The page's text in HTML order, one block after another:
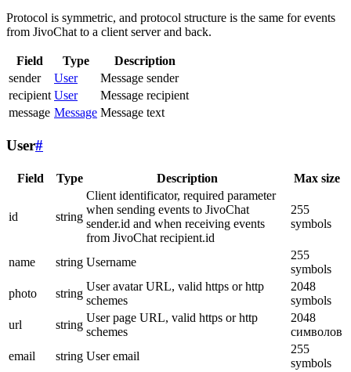
Protocol is symmetric, and protocol structure is the same for events
from JivoChat to a client server and back.
Field Type
Description
sender
User
Message sender
recipient User
Message recipient
message Message Message text
User#
Field Type Description Max size
id string
Client identificator, required parameter
when sending events to JivoChat
sender.id and when receiving events
from JivoChat recipient.id
255
symbols
name string Username
255
symbols
photo
string
User avatar URL, valid https or http
schemes
2048
symbols
url
string
User page URL, valid https or http
schemes
2048
символов
email
string User email
255
symbols